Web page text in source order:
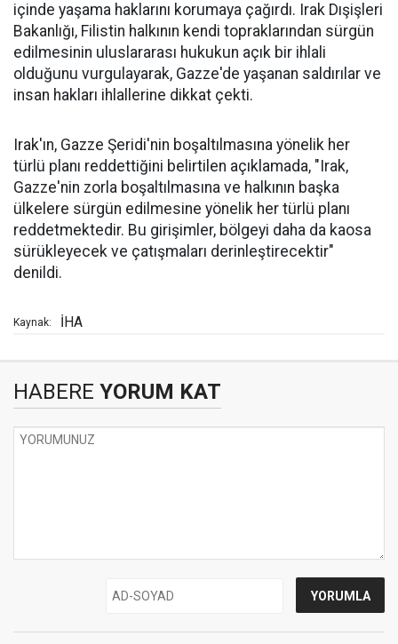
içinde yaşama haklarını korumaya çağırdı. Irak Dışişleri
Bakanlığı, Filistin halkının kendi topraklarından sürgün
edilmesinin uluslararası hukukun açık bir ihlali
olduğunu vurgulayarak, Gazze'de yaşanan saldırılar ve
insan hakları ihlallerine dikkat çekti.
Irak'ın, Gazze Şeridi'nin boşaltılmasına yönelik her
türlü planı reddettiğini belirtilen açıklamada, "Irak,
Gazze'nin zorla boşaltılmasına ve halkının başka
ülkelere sürgün edilmesine yönelik her türlü planı
reddetmektedir. Bu girişimler, bölgeyi daha da kaosa
sürükleyecek ve çatışmaları derinleştirecektir"
denildi.
Kaynak: İHA
HABERE YORUM KAT